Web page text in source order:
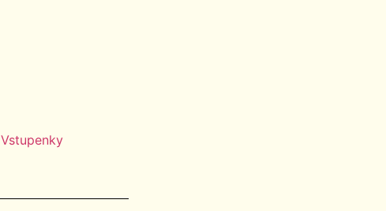
Vstupenky